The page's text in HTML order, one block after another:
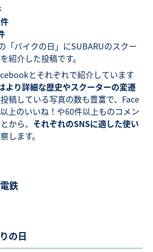
「バイクの日」にSUBARUのスクー
紹介した投稿です。
とそれぞれで紹介しています
より詳細な歴史やスクーターの変遷
稿している写真の数も豊富で、Face
上のいいね！や60件以上ものコメン
から、 それぞれのSNSに適した使い
します。
鉄
の日